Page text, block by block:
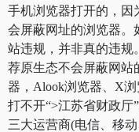
手机浏览器打开的，因
会屏蔽网址的浏览器。
站违规，并非真的违规
荐原生态不会屏蔽网站
器，Alook浏览器、X
打不开“>江苏省财政
三大运营商(电信、移